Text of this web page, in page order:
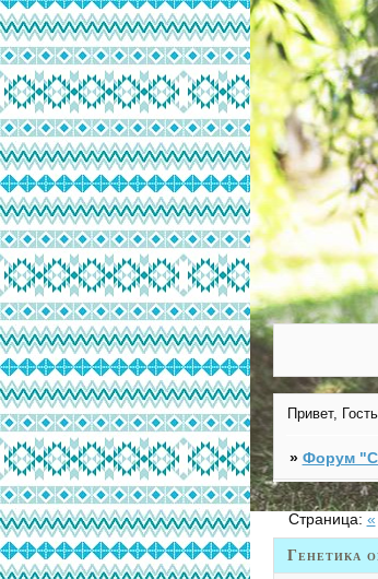
Привет,
» Форум
Генетика
Страница: «